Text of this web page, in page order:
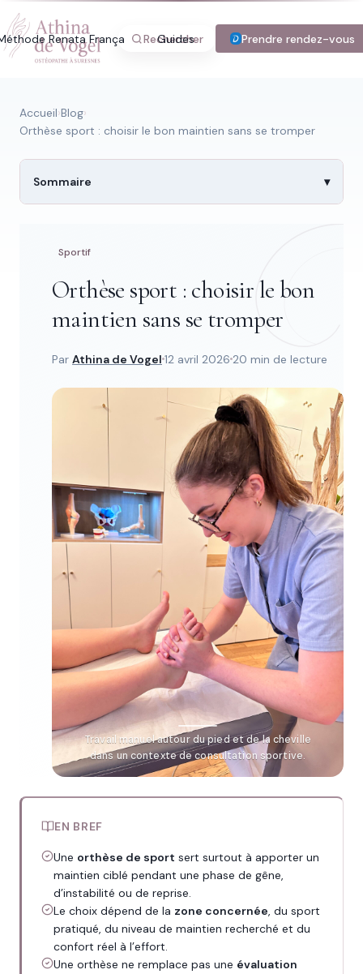
Renata França Guides Blog Tarifs
Rechercher Prendre rendez-vous
Recherche rapide
Trouver une page
Tapez au moins 2 lettres.
Accueil›Blog›
Orthèse sport : choisir le bon maintien sans se tromper
Sommaire
Sportif
Orthèse sport : choisir le bon
maintien sans se tromper
Par Athina de Vogel 12 avril 2026 20 min de lecture
Travail manuel autour du pied et de la cheville
dans un contexte de consultation sportive.
EN BREF
Une orthèse de sport sert surtout à apporter un
maintien ciblé pendant une phase de gêne,
d’instabilité ou de reprise.
Le choix dépend de la zone concernée, du sport
pratiqué, du niveau de maintien recherché et du
confort réel à l’effort.
Une orthèse ne remplace pas une évaluation